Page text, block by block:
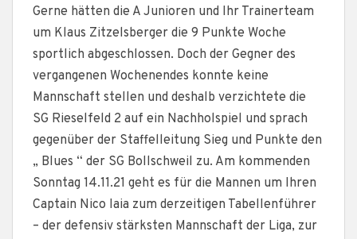
Gerne hätten die A Junioren und Ihr Trainerteam
um Klaus Zitzelsberger die 9 Punkte Woche
sportlich abgeschlossen. Doch der Gegner des
vergangenen Wochenendes konnte keine
Mannschaft stellen und deshalb verzichtete die
SG Rieselfeld 2 auf ein Nachholspiel und sprach
gegenüber der Staffelleitung Sieg und Punkte den
„ Blues “ der SG Bollschweil zu. Am kommenden
Sonntag 14.11.21 geht es für die Mannen um Ihren
Captain Nico Iaia zum derzeitigen Tabellenführer
– der defensiv stärksten Mannschaft der Liga, zur